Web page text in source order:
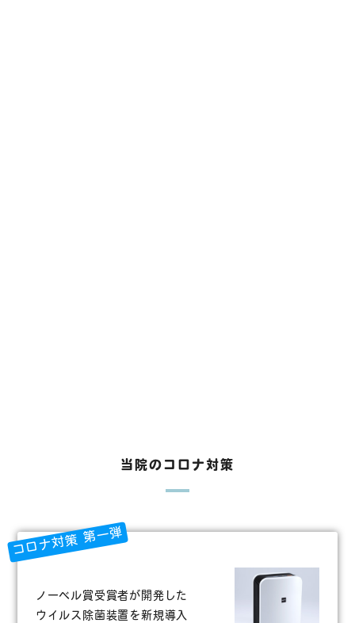
当院のコロナ対策
コロナ対策 第一弾
ノーベル賞受賞者が開発した
ウイルス除菌装置を新規導入